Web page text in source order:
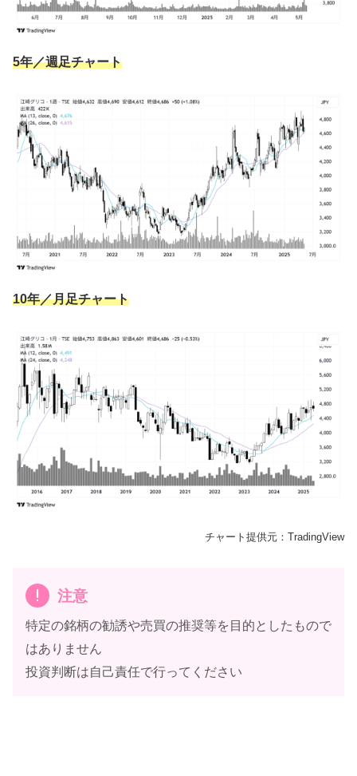
5年／週足チャート
10年／月足チャート
チャート提供元：TradingView
注意
特定の銘柄の勧誘や売買の推奨等を目的としたもので
はありません
投資判断は自己責任で行ってください